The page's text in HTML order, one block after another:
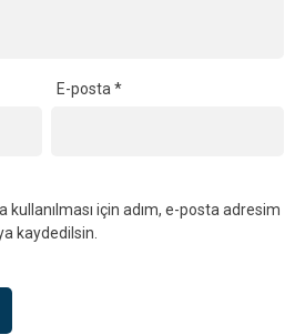
E-posta*
kullanılması için adım, e-posta adresim
kaydedilsin.